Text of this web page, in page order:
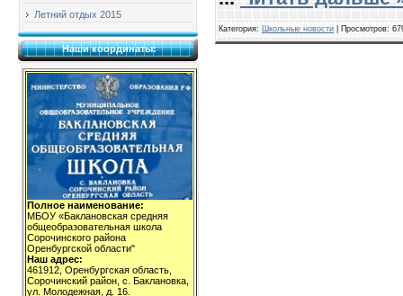
Летний отдых 2015
Наши координаты:
Полное наименование:
МБОУ «Баклановская средняя
общеобразовательная школа
Сорочинского района
Оренбургской области"
Наш адрес:
461912, Оренбургская область,
Сорочинский район, с. Баклановка,
ул. Молодежная, д. 16.
Категория: Школьные новости | Просмотров: